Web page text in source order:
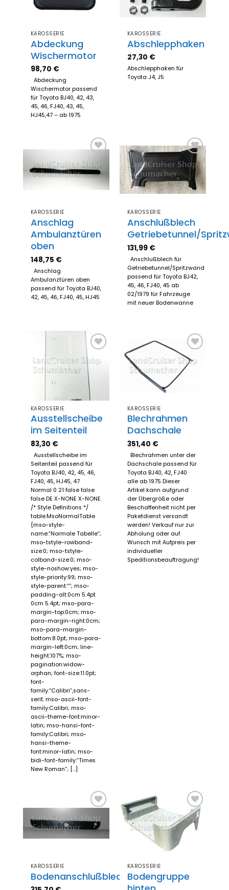
KAROSSERIE
Abdeckung
Wischermotor
98,70 €
Abdeckung
Wischermotor passend
für Toyota BJ40, 42, 43,
45, 46, FJ40, 43, 45,
HJ45,47 – ab 1975
KAROSSERIE
Abschlepphaken
27,30 €
Abschlepphaken für
Toyota J4, J5
Zum
Merkzettel
hinzufügen
KAROSSERIE
Anschlag
Ambulanztüren
oben
148,75 €
Anschlag
Ambulanztüren oben
passend für Toyota BJ40,
42, 45, 46, FJ40, 45, HJ45
Zum
Merkzettel
hinzufügen
KAROSSERIE
Anschlußblech
Getriebetunnel/
131,99 €
Anschlußblech für
Getriebetunnel/Spritzwand
passend für Toyota BJ42,
45, 46, FJ40, 45 ab
02/1979 für Fahrzeuge
mit neuer Bodenwanne
Zum
Merkzettel
hinzufügen
KAROSSERIE
Ausstellscheibe
im Seitenteil
83,30 €
Ausstellscheibe im
Seitenteil passend für
Toyota BJ40, 42, 45, 46,
FJ40, 45, HJ45, 47
Normal 0 21 false false
false DE X-NONE X-NONE
/* Style Definitions */
table.MsoNormalTable
{mso-style-
name:“Normale Tabelle“;
mso-tstyle-rowband-
size:0; mso-tstyle-
colband-size:0; mso-
style-noshow:yes; mso-
style-priority:99; mso-
style-parent:““; mso-
padding-alt:0cm 5.4pt
0cm 5.4pt; mso-para-
margin-top:0cm; mso-
para-margin-right:0cm;
mso-para-margin-
bottom:8.0pt; mso-para-
margin-left:0cm; line-
height:107%; mso-
pagination:widow-
orphan; font-size:11.0pt;
font-
family:“Calibri“,sans-
serif; mso-ascii-font-
family:Calibri; mso-
ascii-theme-font:minor-
latin; mso-hansi-font-
family:Calibri; mso-
hansi-theme-
font:minor-latin; mso-
bidi-font-family:“Times
New Roman“; [...]
Zum
Merkzettel
hinzufügen
KAROSSERIE
Blechrahmen
Dachschale
351,40 €
Blechrahmen unter der
Dachschale passend für
Toyota BJ40, 42, FJ40
alle ab 1975 Dieser
Artikel kann aufgrund
der Übergröße oder
Beschaffenheit nicht per
Paketdienst versandt
werden! Verkauf nur zur
Abholung oder auf
Wunsch mit Aufpreis per
individueller
Speditionsbeauftragung!
Zum
Merkzettel
hinzufügen
KAROSSERIE
Bodenanschlußblech
Zum
Merkzettel
hinzufügen
KAROSSERIE
Bodengruppe